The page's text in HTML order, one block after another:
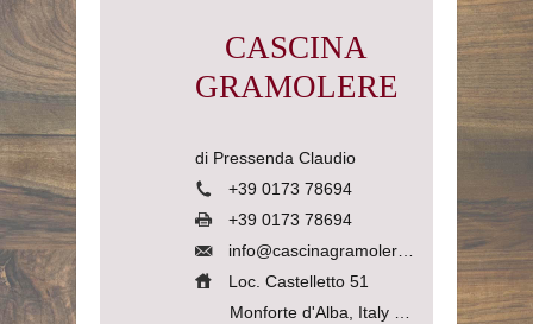
CASCINA
GRAMOLERE
di Pressenda Claudio
+39 0173 78694
+39 0173 78694
info@cascinagramolere.com
Loc. Castelletto 51
Monforte d'Alba, Italy
12065